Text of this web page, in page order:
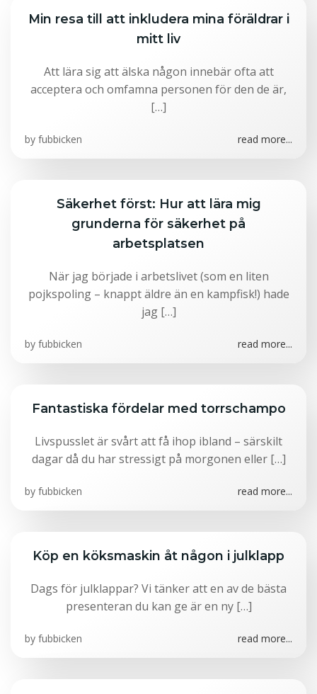
Min resa till att inkludera mina föräldrar i
mitt liv
Att lära sig att älska någon innebär ofta att
acceptera och omfamna personen för den de är,
[…]
by fubbicken read more...
Säkerhet först: Hur att lära mig
grunderna för säkerhet på
arbetsplatsen
När jag började i arbetslivet (som en liten
pojkspoling – knappt äldre än en kampfisk!) hade
jag […]
by fubbicken read more...
Fantastiska fördelar med torrschampo
Livspusslet är svårt att få ihop ibland – särskilt
dagar då du har stressigt på morgonen eller […]
by fubbicken read more...
Köp en köksmaskin åt någon i julklapp
Dags för julklappar? Vi tänker att en av de bästa
presenteran du kan ge är en ny […]
by fubbicken read more...